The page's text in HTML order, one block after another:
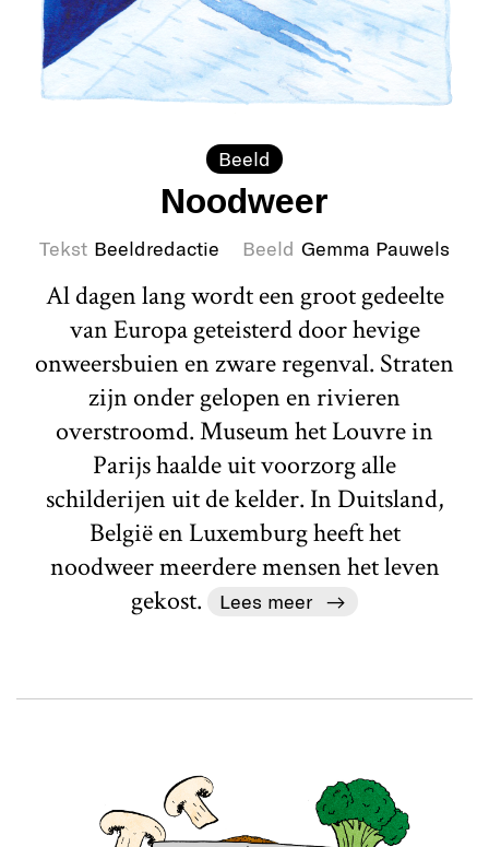
Beeld
Noodweer
Tekst Beeldredactie Beeld Gemma Pauwels
Al dagen lang wordt een groot gedeelte
van Europa geteisterd door hevige
onweersbuien en zware regenval. Straten
zijn onder gelopen en rivieren
overstroomd. Museum het Louvre in
Parijs haalde uit voorzorg alle
schilderijen uit de kelder. In Duitsland,
België en Luxemburg heeft het
noodweer meerdere mensen het leven
gekost.
Lees meer